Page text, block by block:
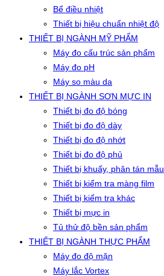
Bể điều nhiệt
Thiết bị hiệu chuẩn nhiệt độ
THIẾT BỊ NGÀNH MỸ PHẨM
Máy đo cấu trúc sản phẩm
Máy đo pH
Máy so màu da
THIẾT BỊ NGÀNH SƠN MỰC IN
Thiết bị đo độ bóng
Thiết bị đo độ dày
Thiết bị đo độ nhớt
Thiết bị đo độ phủ
Thiết bị khuấy, phân tán mẫu
Thiết bị kiểm tra màng film
Thiết bị kiểm tra khác
Thiết bị mực in
Tủ thử độ bền sản phẩm
THIẾT BỊ NGÀNH THỰC PHẨM
Máy đo độ mặn
Máy lắc Vortex